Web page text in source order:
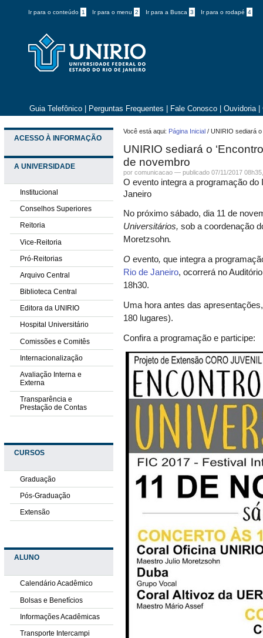
Ir para o conteúdo 1 Ir para o menu 2 Ir para a Busca 3 Ir para o rodapé 4
Guia Telefônico Perguntas Frequentes Fale Conosco Ouvidoria
ACESSO À INFORMAÇÃO
A UNIVERSIDADE
Institucional
Conselhos Superiores
Reitoria
Vice-Reitoria
Pró-Reitorias
Arquivo Central
Biblioteca Central
Editora da UNIRIO
Hospital Universitário
Comissões e Comitês
Internacionalização
Avaliação Interna e
Externa
Transparência e
Prestação de Contas
CURSOS
Graduação
Pós-Graduação
Extensão
ALUNO
Calendário Acadêmico
Bolsas e Benefícios
Informações Acadêmicas
Transporte Intercampi
Você está aqui: Página Inicial /UNIRIO sediará o
UNIRIO sediará o
de novembro
por comunicacao —publicado 07/11/2017
O evento integra a programação
Janeiro
No próximo sábado, dia 11 de
Universitários,sob a coordenação
Moretzsohn.
Oevento,que integra a
Rio de Janeiro, ocorrerá no
18h30.
Uma hora antes das
180 lugares).
Confira a programação e participe: